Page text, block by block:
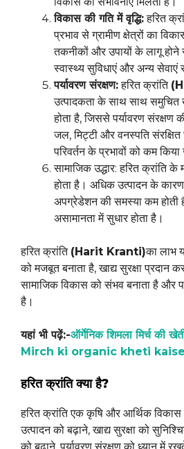
विकास की गति में वृद्धि:हरित
प्रभाव से ग्रामीण क्षेत्रों का
तकनीकों और उपायों के लागू होने
स्वास्थ्य सुविधाएं और अन्य सेवाएं
पर्यावरण संरक्षण:हरित क्रांति
उत्पादकता के साथ साथ समुचित
होता है, जिससे पर्यावरण संरक्षण
जल, मिट्टी और वनस्पति
परिवर्तन के प्रभावों को कम
सामाजिक उद्धार: हरित क्रांति के
होता है। अधिक उत्पादन के
अपग्रेडेशन की समस्या कम होती
असामानता में सुधार होता है।
हरित क्रांति (Harit Kranti)का लाभ
को मजबूत बनाता है, खाद्य सुरक्षा प्रदान
सामाजिक विकास को संभव बनाता है और
है।
यहां भी पढ़ें:-ऑर्गेनिक शिमला मिर्च
Mirch ki organic kheti
हरित क्रांति क्या है?
हरित क्रांति एक कृषि और आर्थिक विकास
उत्पादन को बढ़ाने, खाद्य सुरक्षा को